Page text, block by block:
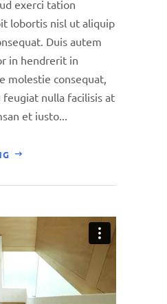
exerci tation
lobortis nisl ut aliquip
Duis autem
in hendrerit in
molestie consequat,
nulla facilisis at
et iusto...